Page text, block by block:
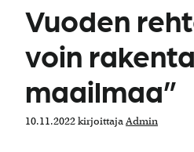
Vuoden
voin
maailmaa”
10.11.2022kirjoittajaAdmin